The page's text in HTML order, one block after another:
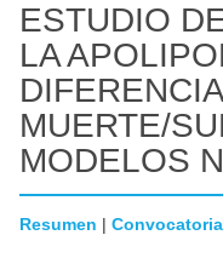
ESTUDIO
LA
MUERTE/
MODELOS
Resumen | Convocatoria